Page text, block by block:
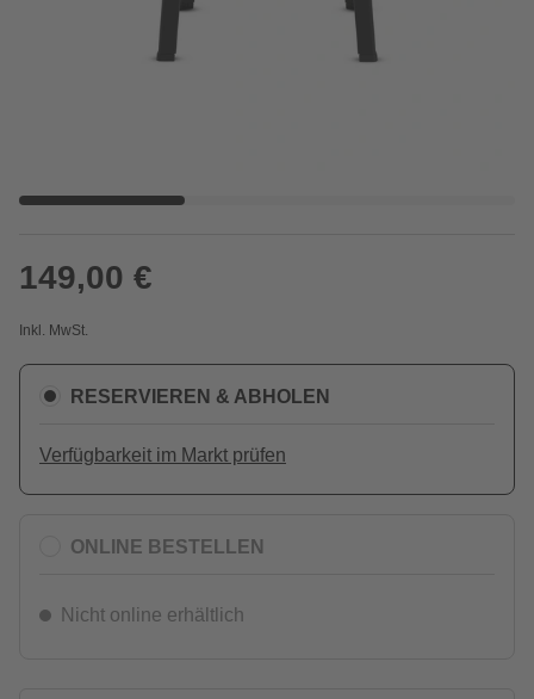
149,00 €
Inkl. MwSt.
RESERVIEREN & ABHOLEN
Verfügbarkeit im Markt prüfen
ONLINE BESTELLEN
Nicht online erhältlich